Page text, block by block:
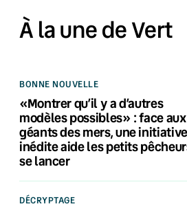
À la une de Vert
BONNE NOUVELLE
«Montrer qu’il y a d’autres
modèles possibles» : face aux
géants des mers, une initiative
inédite aide les petits
se lancer
DÉCRYPTAGE